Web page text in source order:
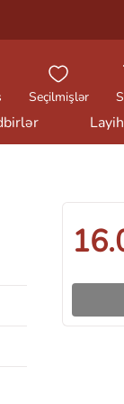
Seçilmişlər